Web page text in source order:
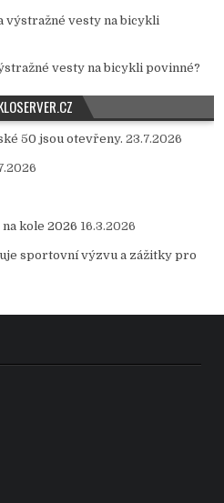
výstražné vesty na bicykli
vesty na bicykli povinné?
50 jsou otevřeny. 23.7.2026
kole 2026 16.3.2026
sportovní výzvu a zážitky pro